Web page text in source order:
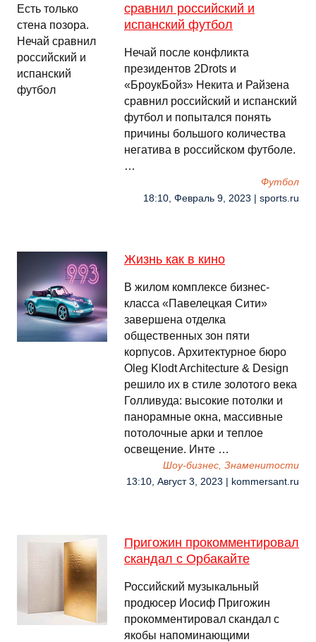
сравнил российский и
испанский футбол
Нечай после конфликта
президентов 2Drots и
«БроукБойз» Некита и Райзена
сравнил российский и испанский
футбол и попытался понять
причины большого количества
негатива в российском футболе.
…
Футбол
18:10, Февраль 9, 2023 | sports.ru
Жизнь как в кино
В жилом комплексе бизнес-
класса «Павелецкая Сити»
завершена отделка
общественных зон пяти
корпусов. Архитектурное бюро
Oleg Klodt Architecture & Design
решило их в стиле золотого века
Голливуда: высокие потолки и
панорамные окна, массивные
потолочные арки и теплое
освещение. Инте …
Шоу-бизнес, Знаменитости
13:10, Август 3, 2023 | kommersant.ru
Пригожин прокомментировал
скандал с Орбакайте
Российский музыкальный
продюсер Иосиф Пригожин
прокомментировал скандал с
якобы напоминающими